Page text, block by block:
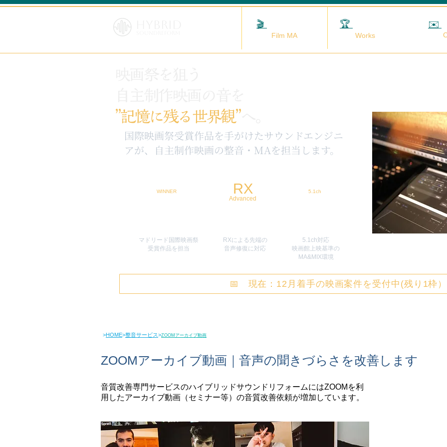
🎬 🏆 ✉️
Film MA Works
”記憶に残る世界観”へ。
​国際映画祭受賞作品を手がけたサウンドエンジニ
アが、自主制作映画の整音・MAを担当します。
WINNER RX
Advanced
5.1ch
マドリード国際映画祭
​受賞作品を担当
RXによる先端の
​音声修復に対応
5.1ch対応
映画館上映基準の
MA&MIX環境
📅 現在：12月着手の映画案件を受付中(残り1枠）
>HOME>整音サービス>ZOOMアーカイブ動画
ZOOMアーカイブ動画｜音声の聞きづらさを改善します
音質改善専門サービスのハイブリッドサウンドリフォームにはZOOMを利
用したアーカイブ動画（セミナー等）の音質改善依頼が増加しています。